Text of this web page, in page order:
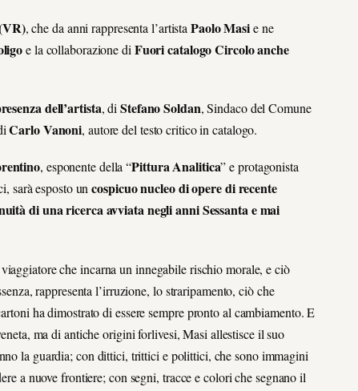
, che da anni rappresenta l’artistaPaolo Masie ne
e la collaborazione di Fuori catalogo Circolo anche
dell’artista, diStefano Soldan, Sindaco del Comune
Carlo Vanoni, autore del testo critico in catalogo.
, esponente della “Pittura Analitica” e protagonista
sarà esposto uncospicuo nucleo di opere di recente
di una ricerca avviata negli anni Sessanta e mai
che incarna un innegabile rischio morale, e ciò
rappresenta l’irruzione, lo straripamento, ciò che
ha dimostrato di essere sempre pronto al cambiamento. E
ma di antiche origini forlivesi, Masi allestisce il suo
la guardia; con dittici, trittici e polittici, che sono immagini
a nuove frontiere; con segni, tracce e colori che segnano il